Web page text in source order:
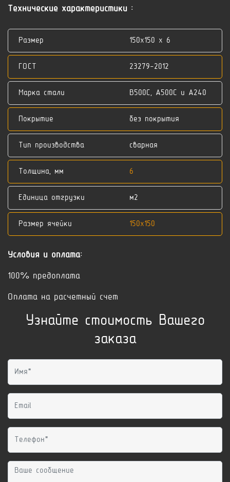
Технические характеристики :
Размер 150x150 x 6
ГОСТ 23279-2012
Марка стали В500С, А500С и А240
Покрытие без покрытия
Тип производства сварная
Толщина, мм 6
Единица отгрузки м2
Размер ячейки 150x150
Условия и оплата:
100% предоплата
Оплата на расчетный счет
Узнайте стоимость Вашего
заказа